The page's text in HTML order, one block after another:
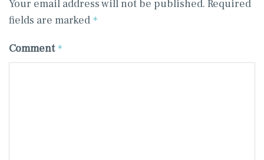
Your email address will not be published. Required
fields are marked *
Comment *